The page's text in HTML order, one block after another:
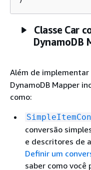
Classe Car
DynamoDB
Além de implementar
DynamoDB Mapper
como:
conversão
e descritores de
Definir um
saber como você